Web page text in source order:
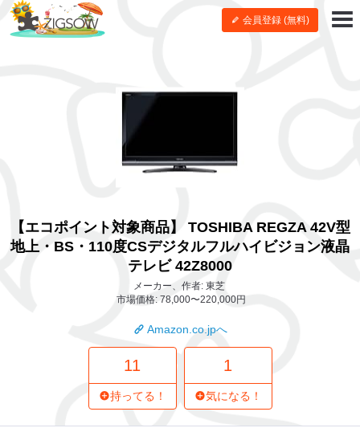
会員登録 (無料)
【エコポイント対象商品】 TOSHIBA REGZA 42V型
地上・BS・110度CSデジタルフルハイビジョン液晶
テレビ 42Z8000
メーカー、作者: 東芝
市場価格: 78,000〜220,000円
Amazon.co.jpへ
11
持ってる！
1
気になる！